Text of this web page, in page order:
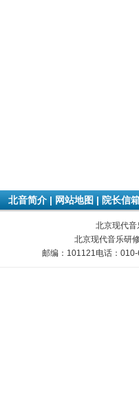
北音简介 | 网站地图 | 院长信
北京现代
北京现代音乐研
邮编：101121电话：